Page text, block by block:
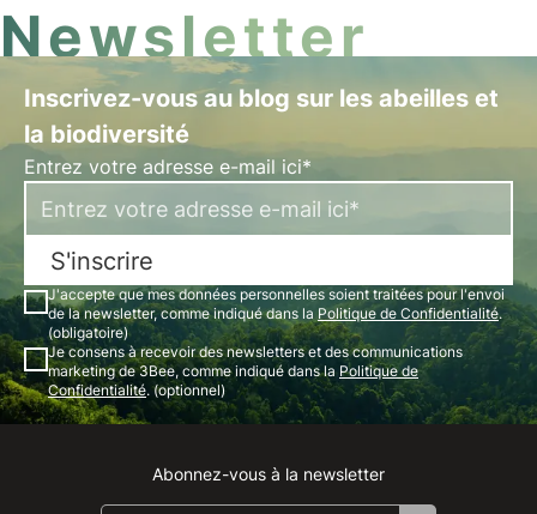
Newsletter
Inscrivez-vous au blog sur les abeilles et
la biodiversité
Entrez votre adresse e-mail ici*
S'inscrire
J'accepte que mes données personnelles soient traitées pour l'envoi
de la newsletter, comme indiqué dans la Politique de Confidentialité.
(obligatoire)
Je consens à recevoir des newsletters et des communications
marketing de 3Bee, comme indiqué dans la Politique de
Confidentialité. (optionnel)
Instagram
Facebook
Linkedin
Youtube
Abonnez-vous à la newsletter